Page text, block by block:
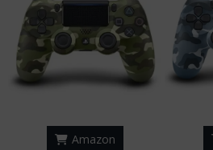
Amazon